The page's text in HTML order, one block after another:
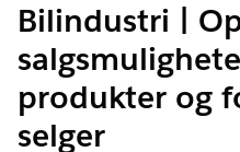
Bilindustri |
produkter og
selger